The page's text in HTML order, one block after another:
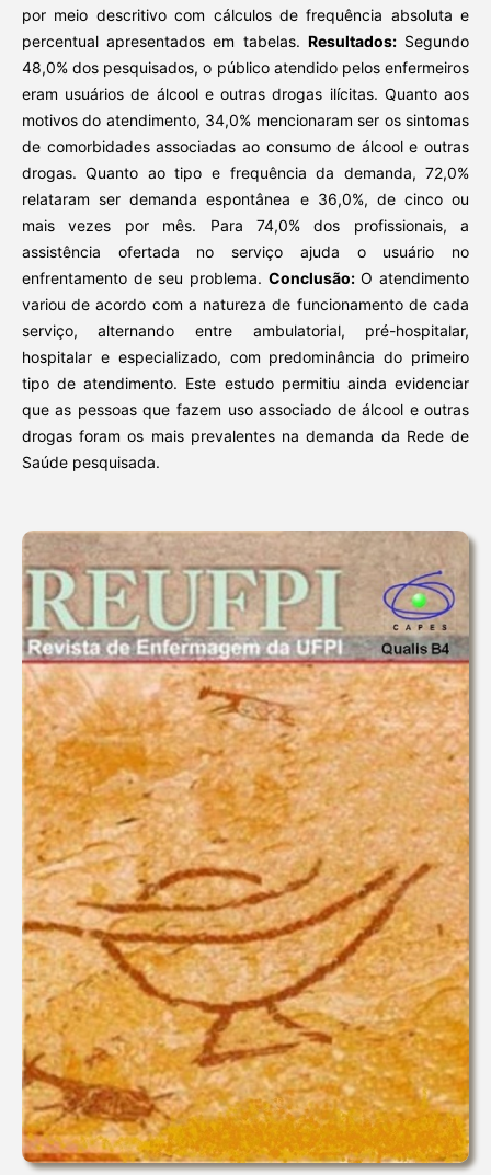
por meio descritivo com cálculos de frequência absoluta e
percentual apresentados em tabelas. Resultados:Segundo
48,0% dos pesquisados, o público atendido pelos enfermeiros
eram usuários de álcool e outras drogas ilícitas. Quanto aos
motivos do atendimento, 34,0% mencionaram ser os sintomas
de comorbidades associadas ao consumo de álcool e outras
drogas. Quanto ao tipo e frequência da demanda, 72,0%
relataram ser demanda espontânea e 36,0%, de cinco ou
mais vezes por mês. Para 74,0% dos profissionais, a
assistência ofertada no serviço ajuda o usuário no
enfrentamento de seu problema. Conclusão:O atendimento
variou de acordo com a natureza de funcionamento de cada
serviço, alternando entre ambulatorial, pré-hospitalar,
hospitalar e especializado, com predominância do primeiro
tipo de atendimento. Este estudo permitiu ainda evidenciar
que as pessoas que fazem uso associado de álcool e outras
drogas foram os mais prevalentes na demanda da Rede de
Saúde pesquisada.